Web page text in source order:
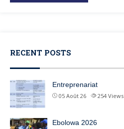
RECENT POSTS
Entreprenariat
05 Août 26 254 Views
Ebolowa 2026